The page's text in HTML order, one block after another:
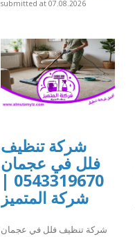
submitted at 07.08.2026
شركة تنظيف
فلل في عجمان
0543319670 |
شركة المتميز
شركة تنظيف فلل في عجمان